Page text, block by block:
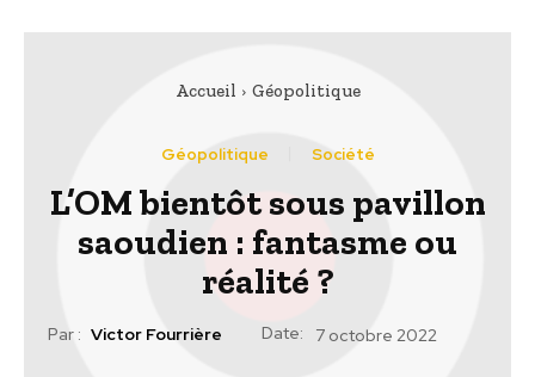
Accueil Géopolitique
Géopolitique Société
L’OM bientôt sous pavillon
saoudien : fantasme ou
réalité ?
Par : Victor Fourrière Date: 7 octobre 2022